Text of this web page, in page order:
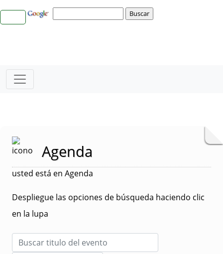
Agenda
usted está en Agenda
Despliegue las opciones de búsqueda haciendo clic
en la lupa